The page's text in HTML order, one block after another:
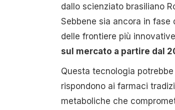
dallo scienziato brasiliano
Sebbene sia ancora in
delle frontiere più
sul mercato a partire dal
Questa tecnologia
rispondono ai farmaci
metaboliche che